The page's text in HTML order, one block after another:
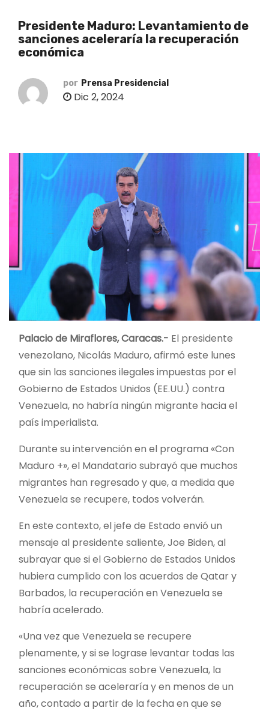
Presidente Maduro: Levantamiento de
sanciones aceleraría la recuperación
económica
por Prensa Presidencial
Dic 2, 2024
Palacio de Miraflores, Caracas.- El presidente
venezolano, Nicolás Maduro, afirmó este lunes
que sin las sanciones ilegales impuestas por el
Gobierno de Estados Unidos (EE.UU.) contra
Venezuela, no habría ningún migrante hacia el
país imperialista.
Durante su intervención en el programa «Con
Maduro +», el Mandatario subrayó que muchos
migrantes han regresado y que, a medida que
Venezuela se recupere, todos volverán.
En este contexto, el jefe de Estado envió un
mensaje al presidente saliente, Joe Biden, al
subrayar que si el Gobierno de Estados Unidos
hubiera cumplido con los acuerdos de Qatar y
Barbados, la recuperación en Venezuela se
habría acelerado.
«Una vez que Venezuela se recupere
plenamente, y si se lograse levantar todas las
sanciones económicas sobre Venezuela, la
recuperación se aceleraría y en menos de un
año, contado a partir de la fecha en que se